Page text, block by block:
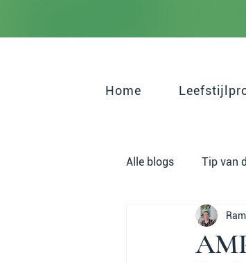
Home
Alle blogs Tip van
Psychisch Welzijn